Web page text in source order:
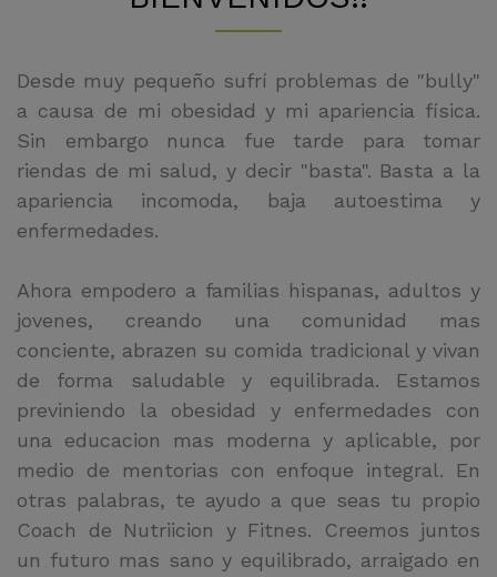
Desde muy pequeño sufrí problemas de "bully"
a causa de mi obesidad y mi apariencia física.
Sin embargo nunca fue tarde para tomar
riendas de mi salud, y decir "basta". Basta a la
apariencia incomoda, baja autoestima y
enfermedades.
Ahora empodero a familias hispanas, adultos y
jovenes, creando una comunidad mas
conciente, abrazen su comida tradicional y vivan
de forma saludable y equilibrada. Estamos
previniendo la obesidad y enfermedades con
una educacion mas moderna y aplicable, por
medio de mentorias con enfoque integral. En
otras palabras, te ayudo a que seas tu propio
Coach de Nutriicion y Fitnes. Creemos juntos
un futuro mas sano y equilibrado, arraigado en